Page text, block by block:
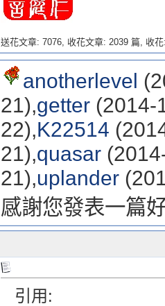
送花文章: 7076, 收花文章: 2039 篇, 收
anotherlevel
21),getter(2014-
22),K22514
21),quasar
21),uplander
感謝您發表一篇
引用: